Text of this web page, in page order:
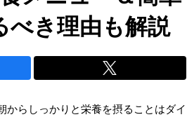
べき理由も解説
からしっかりと栄養を摂ることはダイ